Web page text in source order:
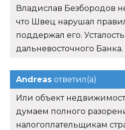
Владислав Безбородов
что Швец нарушал
поддержал его.
дальневосточного Банка.
Andreas ответил(а)
Или объект
думаем полного
налогоплательщикам